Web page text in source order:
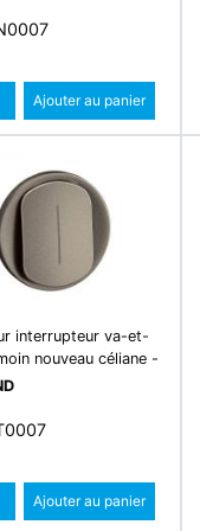
Quantité
Augmenter quantité
Diminuer quantité
Ajouter au panier
interrupteur va-et-
nouveau céliane -
Quantité
Augmenter quantité
Diminuer quantité
Ajouter au panier